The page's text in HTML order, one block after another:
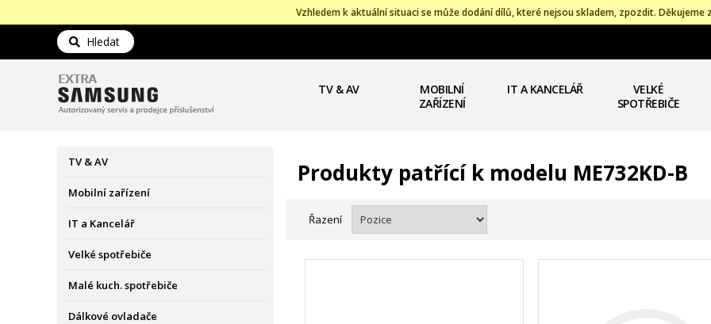
Vzhledem k aktuální situaci se může dodání dílů, které nejsou skladem, zpozdit. Děkujeme
Hledat
TV & AV
MOBILNÍ
ZAŘÍZENÍ
IT A KANCELÁŘ
VELKÉ
SPOTŘEBIČE
TV & AV
Mobilní zařízení
IT a Kancelář
Velké spotřebiče
Malé kuch. spotřebiče
Dálkové ovladače
Produkty patřící k modelu ME732KD-B
Řazení